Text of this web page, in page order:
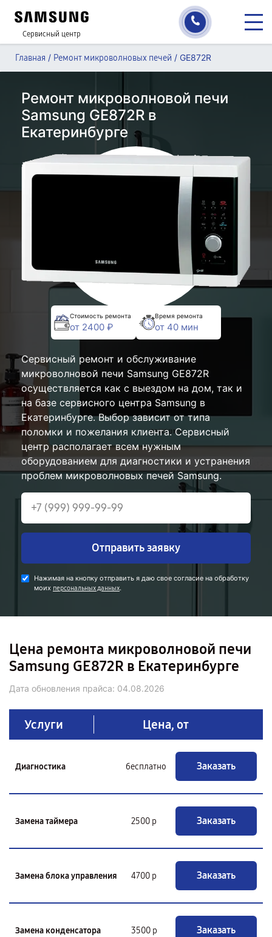
Сервисный центр
Главная / Ремонт микроволновых печей / GE872R
Ремонт микроволновой печи
Samsung GE872R в
Екатеринбурге
Стоимость ремонта
от 2400 ₽
Время ремонта
от 40 мин
Сервисный ремонт и обслуживание
микроволновой печи Samsung GE872R
осуществляется как с выездом на дом, так и
на базе сервисного центра Samsung в
Екатеринбурге. Выбор зависит от типа
поломки и пожелания клиента. Сервисный
центр располагает всем нужным
оборудованием для диагностики и устранения
проблем микроволновых печей Samsung.
Отправить заявку
Нажимая на кнопку отправить я даю свое согласие на обработку
моих персональных данных.
Цена ремонта микроволновой печи
Samsung GE872R в Екатеринбурге
Дата обновления прайса: 04.08.2026
Услуги Цена, от
Диагностика бесплатно Заказать
Замена таймера 2500 р Заказать
Замена блока управления 4700 р Заказать
Замена конденсатора 3500 р Заказать